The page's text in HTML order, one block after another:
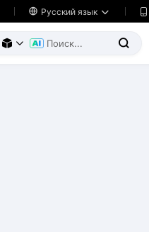
 Русский язык  
  